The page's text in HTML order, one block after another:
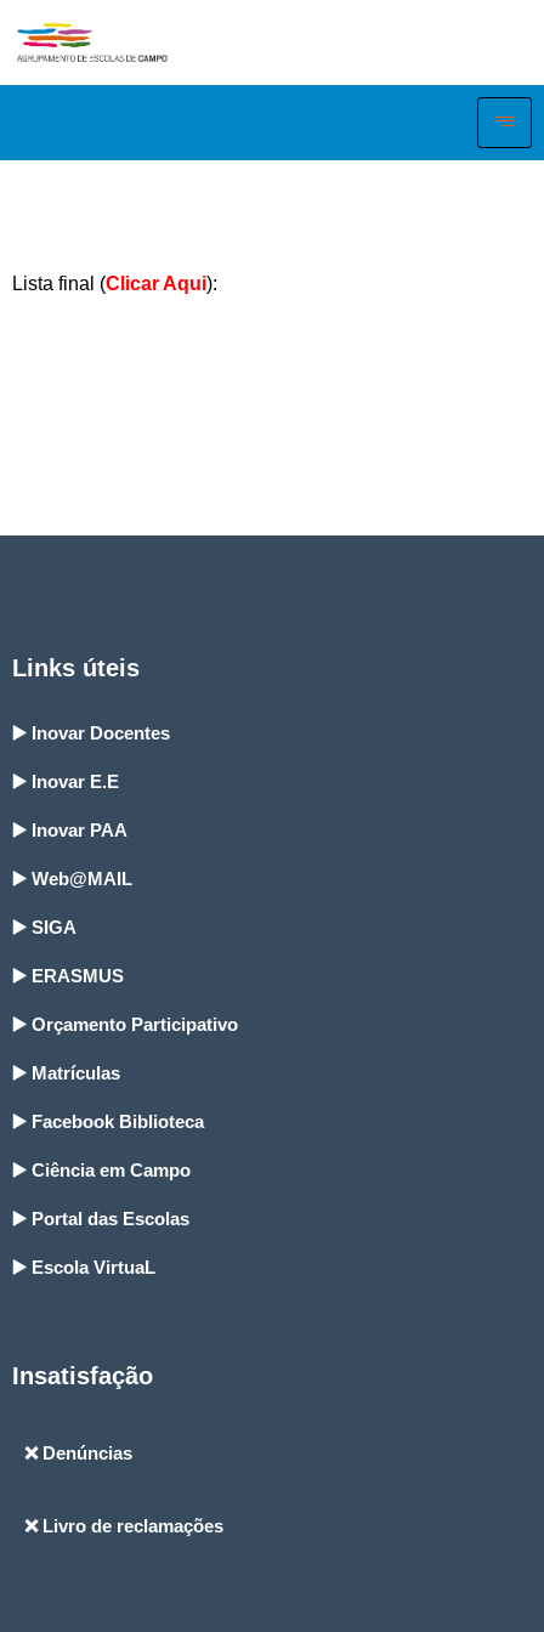
Lista final (Clicar Aqui):
Links úteis
▶️ Inovar Docentes
▶️ Inovar E.E
▶️ Inovar PAA
▶️ Web@MAIL
▶️ SIGA
▶️ ERASMUS
▶️ Orçamento Participativo
▶️ Matrículas
▶️ Facebook Biblioteca
▶️ Ciência em Campo
▶️ Portal das Escolas
▶️ Escola VirtuaL
Insatisfação
❌ Denúncias
❌ Livro de reclamações